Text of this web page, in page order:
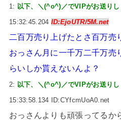
1: 以下、＼(^o^)／でVIPがお送りし
15:32:45.204 ID:EjoUTR/5M.net
二百万売り上げたとさ百万売
おっさん月に一千万二千万売
らいしか貰えないんよ？
2: 以下、＼(^o^)／でVIPがお送りし
15:33:58.134 ID:CYfcmUoA0.net
おっさんよりも頑張ってるか